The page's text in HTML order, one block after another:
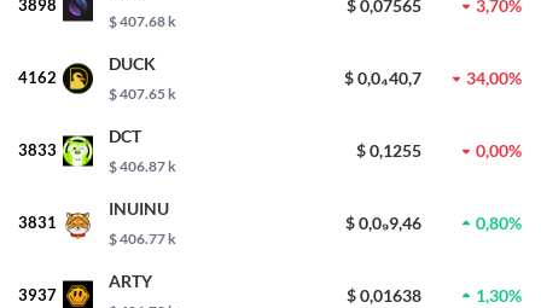
3898
$ 407.68 k
$ 0,07565 3,70%
4162
DUCK
$ 407.65 k
$ 0,0₄40,7 34,00%
3833
DCT
$ 406.87 k
$ 0,1255 0,00%
3831
INUINU
$ 406.77 k
$ 0,0₉9,46 0,80%
3937
ARTY
$ 0,01638 1,30%